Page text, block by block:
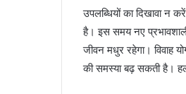
उपलब्धियों का दिखावा न
है। इस समय नए
जीवन मधुर रहेगा। विवाह
की समस्या बढ़ सकती है।